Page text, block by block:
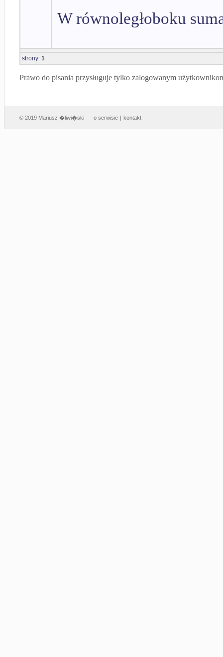
W równoległoboku
strony: 1
Prawo do pisania przysługuje tylko zalogowanym
© 2019 Mariusz �liwi�ski o serwisie | kontakt